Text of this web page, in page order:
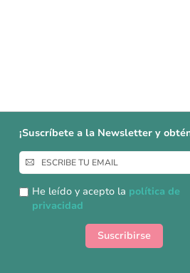
¡Suscríbete a la Newsletter y
Inscríbase
a
nuestro
boletín
He leído y acepto la política de
privacidad
Suscribirse